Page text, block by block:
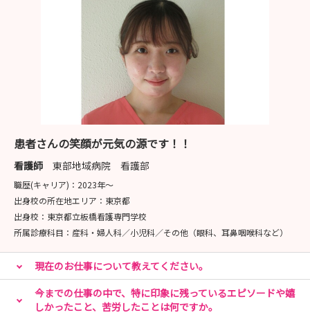
患者さんの笑顔が元気の源です！！
看護師 東部地域病院 看護部
職歴(キャリア)： 2023年〜
出身校の所在地エリア： 東京都
出身校： 東京都立板橋看護専門学校
所属診療科目： 産科・婦人科／小児科／その他（眼科、耳鼻咽喉科など）
現在のお仕事について教えてください。
今までの仕事の中で、特に印象に残っているエピソードや嬉
しかったこと、苦労したことは何ですか。